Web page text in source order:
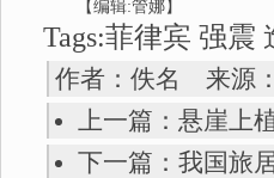
【编辑:管娜】
Tags:菲律宾 强震
作者：佚名 来源
上一篇： 悬崖上
下一篇： 我国旅